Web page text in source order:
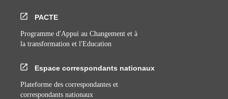
PACTE
Programme d'Appui au Changement et à
la transformation et l'Education
Espace correspondants nationaux
Plateforme des correspondantes et
correspondants nationaux